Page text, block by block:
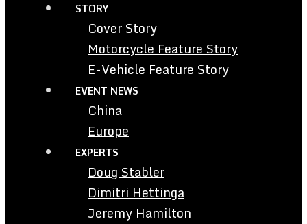
STORY
Cover Story
Motorcycle Feature Story
E-Vehicle Feature Story
EVENT NEWS
China
Europe
EXPERTS
Doug Stabler
Dimitri Hettinga
Jeremy Hamilton